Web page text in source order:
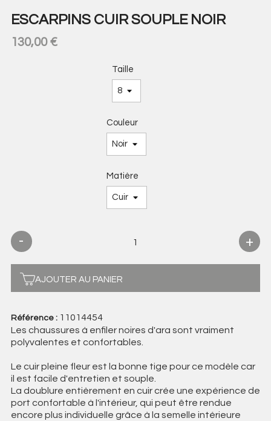
ESCARPINS CUIR SOUPLE NOIR
130,00 €
Taille
Couleur
Matière
AJOUTER AU PANIER
Référence : 11014454
Les chaussures à enfiler noires d'ara sont vraiment
polyvalentes et confortables.
Le cuir pleine fleur est la bonne tige pour ce modèle car
il est facile d'entretien et souple.
La doublure entièrement en cuir crée une expérience de
port confortable à l'intérieur, qui peut être rendue
encore plus individuelle grâce à la semelle intérieure